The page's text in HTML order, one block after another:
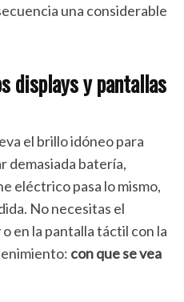
una considerable
displays y pantallas
el brillo idóneo para
demasiada batería,
eléctrico pasa lo mismo,
No necesitas el
en la pantalla táctil con la
con que se vea